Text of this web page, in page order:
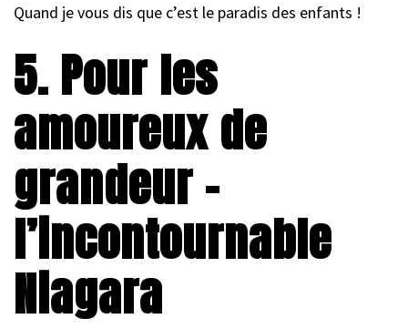
Quand je vous dis que c’est le paradis des enfants !
5. Pour les
amoureux de
grandeur –
l’incontournable
Niagara